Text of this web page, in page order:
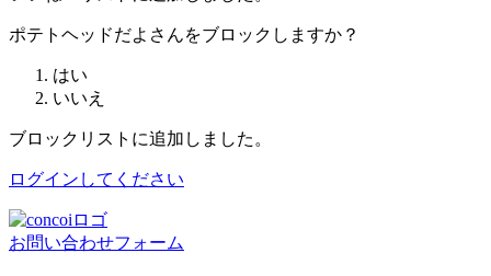
ポテトヘッドだよさんをブロックしますか？
はい
いいえ
ブロックリストに追加しました。
ログインしてください
お問い合わせフォーム